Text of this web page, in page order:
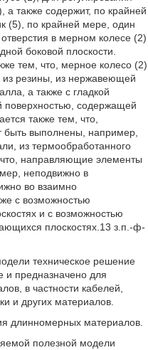
также содержит, по крайней
(5), по крайней мере, один
в мерном колесе (2)
боковой плоскости.
тем, что, мерное колесо (2)
резины, из нержавеющей
а также с гладкой
поверхностью, содержащей
также тем, что,
выполнены, например,
из термообработанного
направляющие элементы
неподвижно в
во взаимно
с возможностью
и с возможностью
плоскостях.13 з.п.-ф-
техническое решение
и предназначено для
в частности кабелей,
и других материалов.
длинномерных материалов.
полезной модели